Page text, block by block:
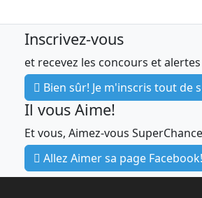
Inscrivez-vous
et recevez les concours et
Bien sûr! Je m'inscris tout de
Il vous Aime!
Et vous, Aimez-vous
Allez Aimer sa page Facebook!